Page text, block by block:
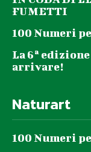
FUMETTI
100 Numeri
La 6ª
arrivare!
Naturart
100 Numeri